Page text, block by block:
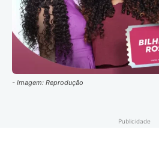
- Imagem: Reprodução
Publicidade